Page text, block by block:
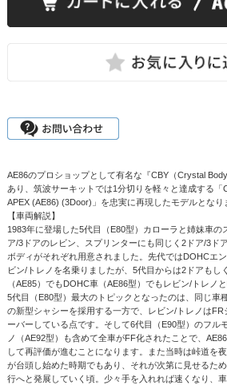
AE86のプロショップとして有名な『CBY（Crystal
あり、筑波サーキットでは1分切りを軽々と達成する「
APEX (AE86) (3Door)」を忠実に再現したモデルとなり
【車両解説】
1983年に登場した5代目（E80型）カローラと姉妹車の
ア/3ドアのレビン、スプリンターにも同じく2ドア/3ド
ボディがそれぞれ用意されました。先代ではDOHCエ
ビン/トレノを名乗りましたが、5代目からは2ドアもし
（AE85）でもDOHC車（AE86型）でもレビン/トレノ
5代目（E80型）最大のトピックとなったのは、同じ車
の新型シャシーを採用する一方で、レビン/トレノは
ーバーしている点です。そして6代目（E90型）のフル
ノ（AE92型）も含めて全車がFF化されたことで、
して再評価が進むことになります。また当時は峠道を
が台頭し始めた時期でもあり、それが次第に見せるた
行へと発展していく頃。少々手を入れれば速くなり、